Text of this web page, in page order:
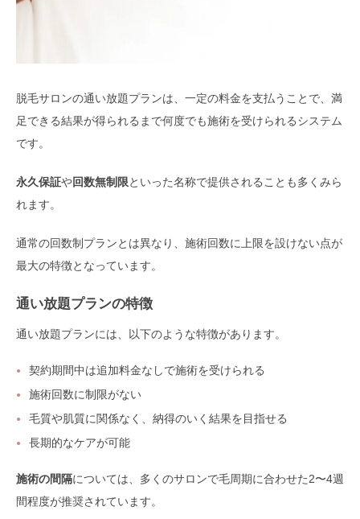
脱毛サロンの通い放題プランは、一定の料金を支払うことで、満
足できる結果が得られるまで何度でも施術を受けられるシステム
です。
永久保証や回数無制限といった名称で提供されることも多くみら
れます。
通常の回数制プランとは異なり、施術回数に上限を設けない点が
最大の特徴となっています。
通い放題プランの特徴
通い放題プランには、以下のような特徴があります。
契約期間中は追加料金なしで施術を受けられる
施術回数に制限がない
毛質や肌質に関係なく、納得のいく結果を目指せる
長期的なケアが可能
施術の間隔については、多くのサロンで毛周期に合わせた2〜4週
間程度が推奨されています。